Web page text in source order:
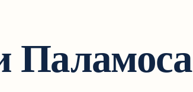
Паламоса